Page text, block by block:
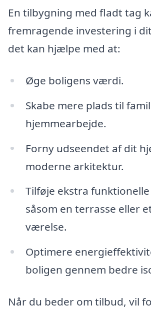
En tilbygning med fladt tag
fremragende investering i
det kan hjælpe med at:
Øge boligens værdi.
Skabe mere plads til
hjemmearbejde.
Forny udseendet af dit
moderne arkitektur.
Tilføje ekstra
såsom en terrasse eller
værelse.
Optimere
boligen gennem bedre
Når du beder om tilbud, vil